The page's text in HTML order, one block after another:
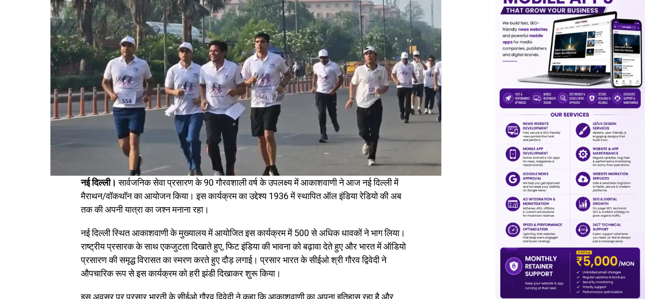
नई दिल्ली। सार्वजनिक सेवा प्रसारण के 90 गौरवशाली वर्ष के उपलक्ष्य में आकाशवाणी ने आज नई दिल्ली में
मैराथन/वॉकथॉन का आयोजन किया। इस कार्यक्रम का उद्देश्य 1936 में स्थापित ऑल इंडिया रेडियो की अब
तक की अपनी यात्रा का जश्न मनाना रहा।
नई दिल्ली स्थित आकाशवाणी के मुख्यालय में आयोजित इस कार्यक्रम में 500 से अधिक धावकों ने भाग लिया।
राष्ट्रीय प्रसारक के साथ एकजुटता दिखाते हुए, फिट इंडिया की भावना को बढ़ावा देते हुए और भारत में ऑडियो
प्रसारण की समृद्ध विरासत का स्मरण करते हुए दौड़ लगाई। प्रसार भारत के सीईओ श्री गौरव द्विवेदी ने
औपचारिक रूप से इस कार्यक्रम को हरी झंडी दिखाकर शुरू किया।
इस अवसर पर प्रसार भारती के सीईओ गौरव द्विवेदी ने कहा कि आकाशवाणी का अपना इतिहास रहा है और